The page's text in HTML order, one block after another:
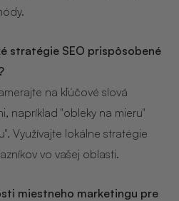
stratégie SEO prispôsobené
na kľúčové slová
napríklad "obleky na mieru"
Využívajte lokálne stratégie
vo vašej oblasti.
miestneho marketingu pre